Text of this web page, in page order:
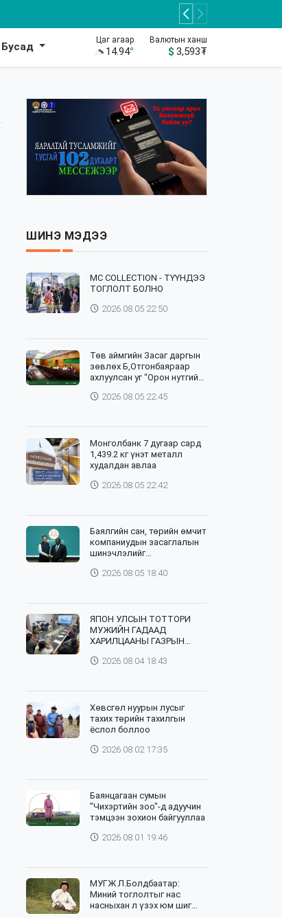
Бусад
Цаг агаар
14.94°
Валютын ханш
$ 3,593₮
ШИНЭ МЭДЭЭ
⁣MC COLLECTION - ТҮҮНДЭЭ
ТОГЛОЛТ БОЛНО
2026.08.05 22:50
Төв аймгийн Засаг даргын
зөвлөх Б,Отгонбаяраар
ахлуулсан уг “Орон нутгийн
танхим хослуулан зохион
2026.08.05 22:45
Монголбанк 7 дугаар сард
1,439.2 кг үнэт металл
худалдан авлаа
2026.08.05 22:42
Баялгийн сан, төрийн өмчит
компаниудын засаглалын
шинэчлэлийг
банктай хамтарна
2026.08.05 18:40
ЯПОН УЛСЫН ТОТТОРИ
МУЖИЙН ГАДААД
ХАРИЛЦААНЫ ГАЗРЫН
АЖ АХУЙН СУРГУУЛИЙН
2026.08.04 18:43
Хөвсгөл нуурын лусыг
тахих төрийн тахилгын
ёслол боллоо
2026.08.02 17:35
Баянцагаан сумын
"Чихэртийн зоо"-д адуучин
тэмцээн зохион байгууллаа
2026.08.01 19:46
МУГЖ Л.Болдбаатар:
Миний тоглолтыг нас
насныхан л үзэх юм шиг